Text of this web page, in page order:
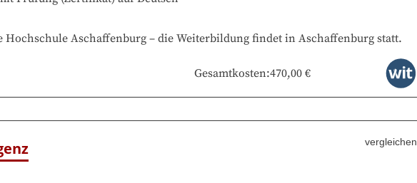
Hochschule Aschaffenburg – die Weiterbildung findet in Aschaffenburg statt.
Gesamtkosten:470,00 €
vergleichen